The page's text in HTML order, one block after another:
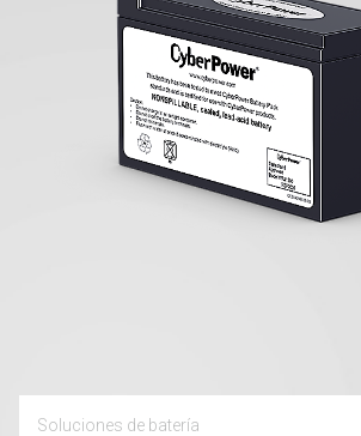
Soluciones de batería